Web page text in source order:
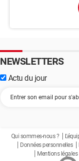
NEWSLETTERS
Actu du jour
Qui sommes-nous ?
Données personnelles
Mentions légales